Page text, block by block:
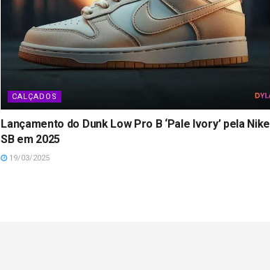
CALÇADOS
Lançamento do Dunk Low Pro B ‘Pale Ivory’ pela Nike
SB em 2025
19/03/2025